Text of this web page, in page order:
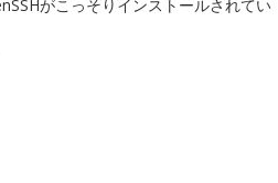
がこっそりインストールされてい